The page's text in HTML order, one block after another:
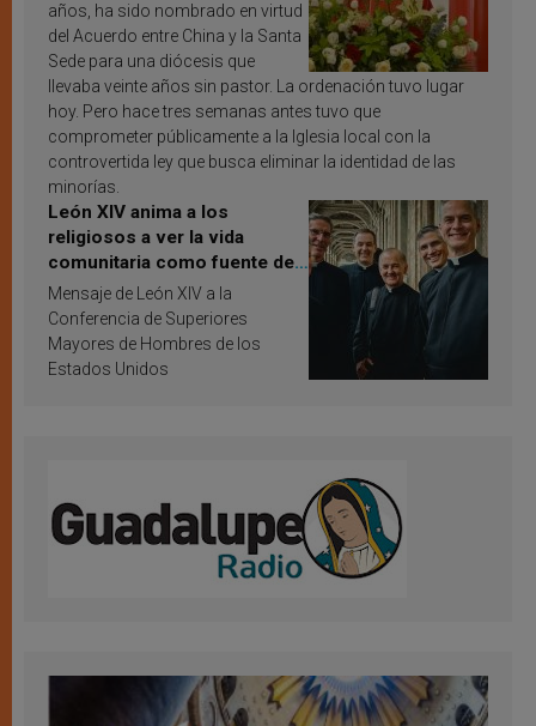
años, ha sido nombrado en virtud
del Acuerdo entre China y la Santa
Sede para una diócesis que
llevaba veinte años sin pastor. La ordenación tuvo lugar
hoy. Pero hace tres semanas antes tuvo que
comprometer públicamente a la Iglesia local con la
controvertida ley que busca eliminar la identidad de las
minorías.
León XIV anima a los
religiosos a ver la vida
comunitaria como fuente de
inspiración y santificación
Mensaje de León XIV a la
Conferencia de Superiores
Mayores de Hombres de los
Estados Unidos